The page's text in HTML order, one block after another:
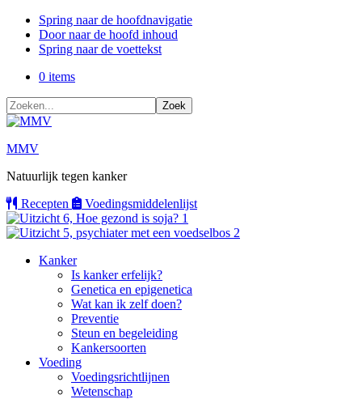
Spring naar de hoofdnavigatie
Door naar de hoofd inhoud
Spring naar de voettekst
0 items
Zoeken...
MMV
Natuurlijk tegen kanker
Recepten
Voedingsmiddelenlijst
Kanker
Is kanker erfelijk?
Genetica en epigenetica
Wat kan ik zelf doen?
Preventie
Steun en begeleiding
Kankersoorten
Voeding
Voedingsrichtlijnen
Wetenschap